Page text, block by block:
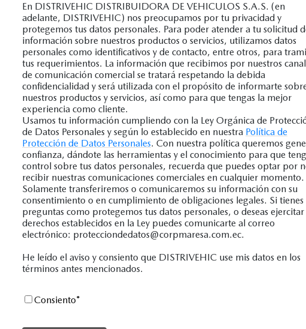
En DISTRIVEHIC DISTRIBUIDORA DE VEHICULOS S.A.S. (en
adelante, DISTRIVEHIC) nos preocupamos por tu privacidad y
protegemos tus datos personales. Para poder atender a tu solicitud
información sobre nuestros productos o servicios, utilizamos datos
personales como identificativos y de contacto, entre otros, para
tus requerimientos. La información que recibimos por nuestros
de comunicación comercial se tratará respetando la debida
confidencialidad y será utilizada con el propósito de informarte
nuestros productos y servicios, así como para que tengas la mejor
experiencia como cliente.
Usamos tu información cumpliendo con la Ley Orgánica de
de Datos Personales y según lo establecido en nuestra Política de
Protección de Datos Personales. Con nuestra política queremos
confianza, dándote las herramientas y el conocimiento para que
control sobre tus datos personales, recuerda que puedes optar por
recibir nuestras comunicaciones comerciales en cualquier momento.
Solamente transferiremos o comunicaremos su información con su
consentimiento o en cumplimiento de obligaciones legales. Si tienes
preguntas como protegemos tus datos personales, o deseas ejercitar
derechos establecidos en la Ley puedes comunicarte al correo
electrónico: protecciondedatos@corpmaresa.com.ec.
He leído el aviso y consiento que DISTRIVEHIC use mis datos en los
términos antes mencionados.
Consiento*